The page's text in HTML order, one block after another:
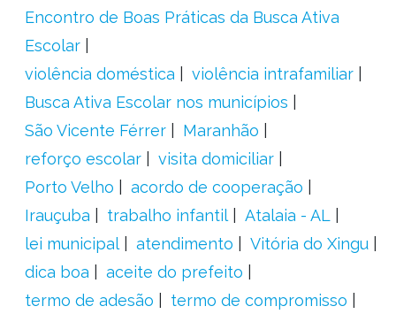
Encontro de Boas Práticas da Busca Ativa
Escolar
violência doméstica
violência intrafamiliar
Busca Ativa Escolar nos municípios
São Vicente Férrer
Maranhão
reforço escolar
visita domiciliar
Porto Velho
acordo de cooperação
Irauçuba
trabalho infantil
Atalaia - AL
lei municipal
atendimento
Vitória do Xingu
dica boa
aceite do prefeito
termo de adesão
termo de compromisso